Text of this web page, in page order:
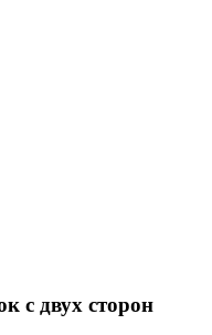
с двух сторон